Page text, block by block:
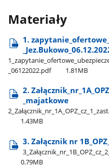
Materiały
1.
_06122022.pdf
1.81MB
2.
_majatkowe
1.43MB
3. Załącznik nr
0.79MB